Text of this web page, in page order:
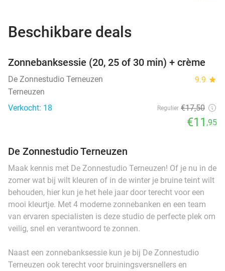
Beschikbare deals
Zonnebanksessie (20, 25 of 30 min) + crème
De Zonnestudio Terneuzen 9.9 star
Terneuzen
Verkocht: 18
Regulier €17,50
€11 ,95
De Zonnestudio Terneuzen
Maak kennis met De Zonnestudio Terneuzen! Of je nu in de
zomer wat bij wilt kleuren of in de winter je bruine teint wilt
behouden, hier kun je het hele jaar door terecht voor een
mooi kleurtje. Met 4 moderne zonnebanken en een team
van ervaren specialisten is deze studio de perfecte plek om
veilig, snel en verantwoord te zonnen.
Naast een zonnebanksessie kun je bij De Zonnestudio
Terneuzen ook terecht voor bruiningsversnellers en